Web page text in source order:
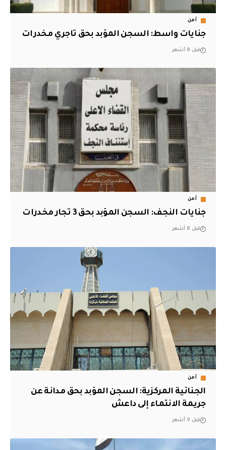
أمن
جنايات واسط: السجن المؤبد بحق تاجري مخدرات
قبل 8 أشهر
أمن
جنايات النجف: السجن المؤبد بحق 3 تجار مخدرات
قبل 8 أشهر
أمن
الجنائية المركزية: السجن المؤبد بحق مدانة عن
جريمة الانتماء إلى داعش
قبل 9 أشهر